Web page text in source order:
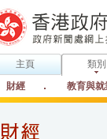
主頁 類別
財經
教育與就